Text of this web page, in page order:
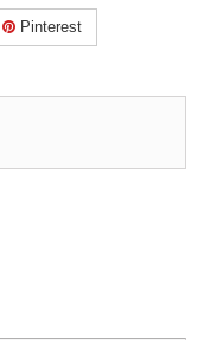
Pinterest